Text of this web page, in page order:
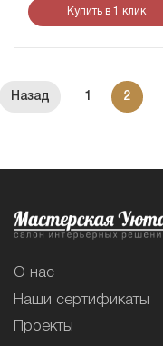
Купить в 1 клик
1 2
О нас
Наши сертификаты
Проекты